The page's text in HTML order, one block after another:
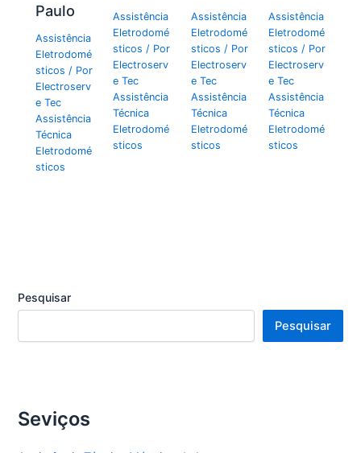
Paulo
Assistência
Eletrodomé
sticos / Por
Electroserv
e Tec
Assistência
Técnica
Eletrodomé
sticos
Assistência
Eletrodomé
sticos / Por
Electroserv
e Tec
Assistência
Técnica
Eletrodomé
sticos
Assistência
Eletrodomé
sticos / Por
Electroserv
e Tec
Assistência
Técnica
Eletrodomé
sticos
Assistência
Eletrodomé
sticos / Por
Electroserv
e Tec
Assistência
Técnica
Eletrodomé
sticos
Pesquisar
Pesquisar
Seviços